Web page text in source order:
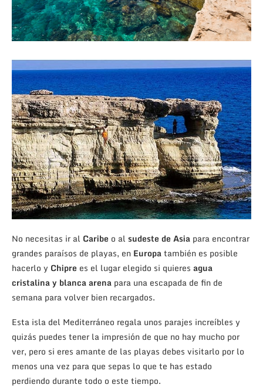
No necesitas ir al Caribe o al sudeste de Asia para encontrar
grandes paraísos de playas, en Europatambién es posible
hacerlo y Chipre es el lugar elegido si quieres agua
cristalina y blanca arena para una escapada de fin de
semana para volver bien recargados.
Esta isla del Mediterráneo regala unos parajes increíbles y
quizás puedes tener la impresión de que no hay mucho por
ver, pero si eres amante de las playas debes visitarlo por lo
menos una vez para que sepas lo que te has estado
perdiendo durante todo o este tiempo.